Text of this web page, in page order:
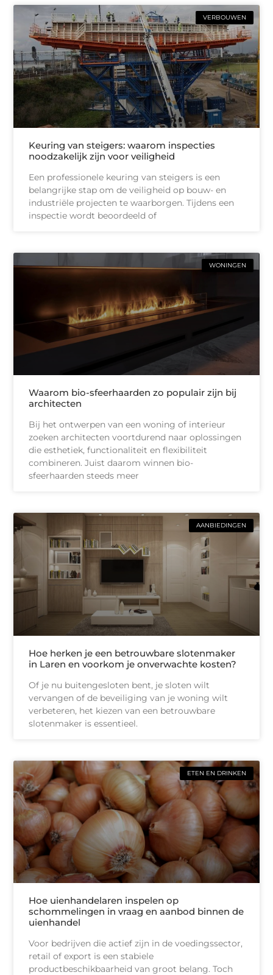
VERBOUWEN
Keuring van steigers: waarom inspecties
noodzakelijk zijn voor veiligheid
Een professionele keuring van steigers is een
belangrijke stap om de veiligheid op bouw- en
industriële projecten te waarborgen. Tijdens een
inspectie wordt beoordeeld of
WONINGEN
Waarom bio-sfeerhaarden zo populair zijn bij
architecten
Bij het ontwerpen van een woning of interieur
zoeken architecten voortdurend naar oplossingen
die esthetiek, functionaliteit en flexibiliteit
combineren. Juist daarom winnen bio-
sfeerhaarden steeds meer
AANBIEDINGEN
Hoe herken je een betrouwbare slotenmaker
in Laren en voorkom je onverwachte kosten?
Of je nu buitengesloten bent, je sloten wilt
vervangen of de beveiliging van je woning wilt
verbeteren, het kiezen van een betrouwbare
slotenmaker is essentieel.
ETEN EN DRINKEN
Hoe uienhandelaren inspelen op
schommelingen in vraag en aanbod binnen de
uienhandel
Voor bedrijven die actief zijn in de voedingssector,
retail of export is een stabiele
productbeschikbaarheid van groot belang. Toch